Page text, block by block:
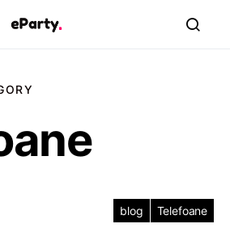
blog Telefoane